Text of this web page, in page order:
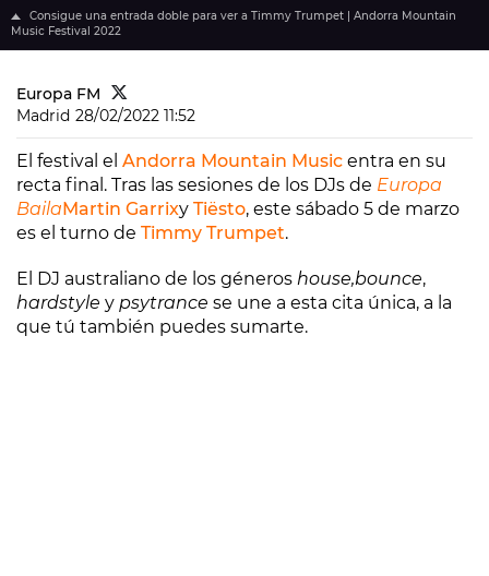
Consigue una entrada doble para ver a Timmy Trumpet | Andorra Mountain
Music Festival 2022
Europa FM
Madrid 28/02/2022 11:52
El festival el Andorra Mountain Music entra en su
recta final. Tras las sesiones de los DJs de Europa
BailaMartin Garrixy Tiësto, este sábado 5 de marzo
es el turno de Timmy Trumpet.
El DJ australiano de los géneros house,bounce,
hardstyle y psytrance se une a esta cita única, a la
que tú también puedes sumarte.